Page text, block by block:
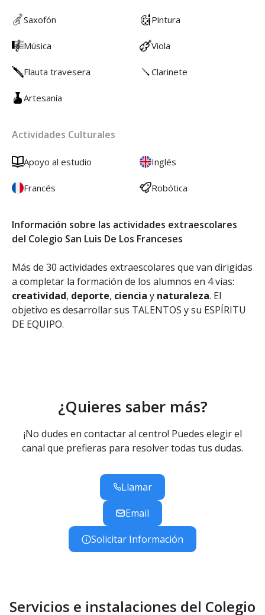
Saxofón Pintura
Música Viola
Flauta travesera Clarinete
Artesanía
Actividades Culturales
Apoyo al estudio Inglés
Francés Robótica
Información sobre las actividades extraescolares
del Colegio San Luis De Los Franceses
Más de 30 actividades extraescolares que van dirigidas
a completar la formación de los alumnos en 4 vías:
creatividad, deporte, ciencia y naturaleza. El
objetivo es desarrollar sus TALENTOS y su ESPÍRITU
DE EQUIPO.
¿Quieres saber más?
¡No dudes en contactar al centro! Puedes elegir el
canal que prefieras para resolver todas tus dudas.
Llamar
Email
Solicitar Información
Servicios e instalaciones del Colegio